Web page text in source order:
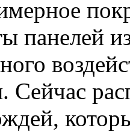
панелей
Сейчас